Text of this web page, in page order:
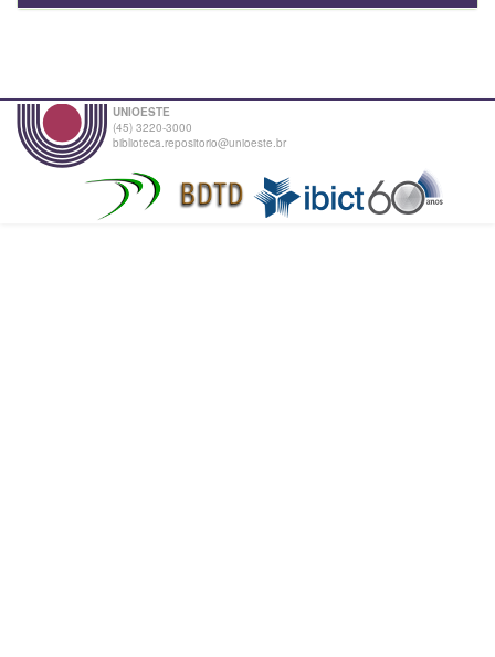
UNIOESTE
(45) 3220-3000
biblioteca.repositorio@unioeste.br